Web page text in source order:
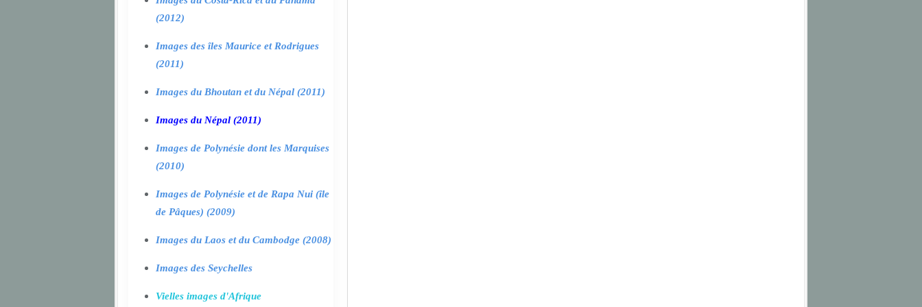
(2012)
Images des îles Maurice et Rodrigues
(2011)
Images du Bhoutan et du Népal (2011)
Images du Népal (2011)
Images de Polynésie dont les Marquises
(2010)
Images de Polynésie et de Rapa Nui (île
de Pâques) (2009)
Images du Laos et du Cambodge (2008)
Images des Seychelles
Vielles images d'Afrique